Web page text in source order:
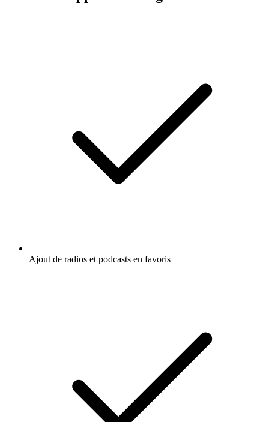
Ajout de radios et podcasts en favoris